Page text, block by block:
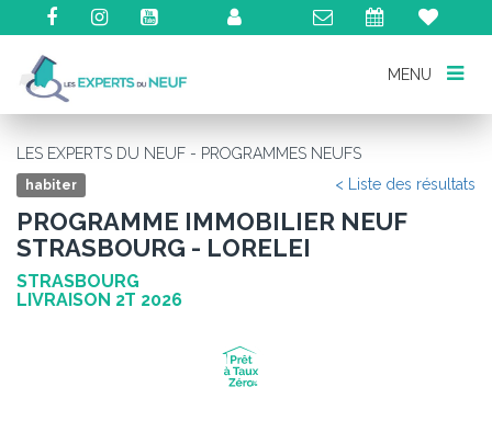
MENU
MENU
LES EXPERTS DU NEUF - PROGRAMMES NEUFS
habiter < Liste des résultats
PROGRAMME IMMOBILIER NEUF
STRASBOURG - LORELEI
STRASBOURG
LIVRAISON 2T 2026